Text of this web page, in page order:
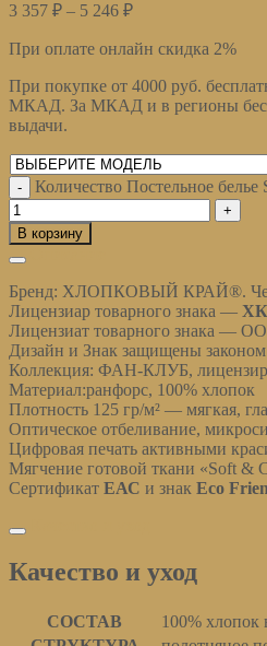
3 357 ₽ – 5 246 ₽
При оплате онлайн скидка 2%
При покупке от 4000 руб.
МКАД. За МКАД и в регионы
выдачи.
Количество Постельное
В корзину
Бренд: ХЛОПКОВЫЙ КРАЙ®.
Лицензиар товарного знака —
Лицензиат товарного знака —
Дизайн и Знак защищены
Коллекция: ФАН-КЛУБ,
Материал:ранфорс, 100% хлопок
Плотность 125 гр/м² — мягкая,
Оптическое отбеливание,
Цифровая печать активными
Мягчение готовой ткани «Soft &
Сертификат ЕАС и знак Eco
Качество и уход
СОСТАВ
100% хлопок